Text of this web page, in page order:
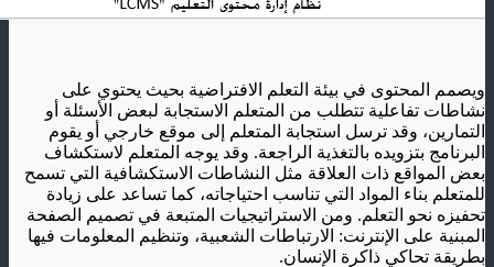
ويصمم المحتوى في بيئة التعلم الافتراضية بحيث يحتوي على
نشاطات تفاعلية تتطلب من المتعلم الاستجابة لبعض الأسئلة أو
التمارين، وقد ترسل استجابة المتعلم إلى موقع خارجي أو يقوم
البرنامج بتزويده بالتغذية الراجعة. وقد يوجه المتعلم لاستكشاف
بعض المواقع ذات العلاقة مثل النشاطات الاستكشافية التي تسمح
للمتعلم بناء المواد التي تناسب احتياجاته، كما تساعد على زيادة
تحفيزه نحو التعلم. ومن الاستراتيجيات المتبعة في تصميم الصفحة
المبنية على الإنترنت: الارتباطات الشعبية، وتنظيم المعلومات فيها
بطريقة تحاكي ذاكرة الإنسان.